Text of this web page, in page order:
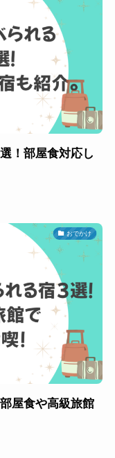
！部屋食対応し
おでかけ
屋食や高級旅館